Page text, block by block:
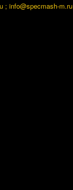
; info@specmash-m.ru